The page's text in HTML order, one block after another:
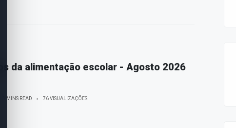
da alimentação escolar - Agosto 2026
1 MINS READ 76 VISUALIZAÇÕES